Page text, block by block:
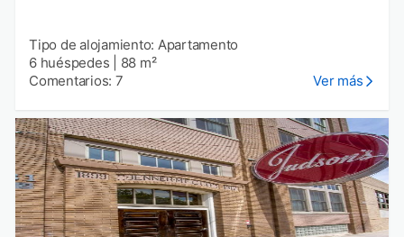
Tipo de alojamiento: Apartamento
6 huéspedes
88 m²
Comentarios: 7
Ver más